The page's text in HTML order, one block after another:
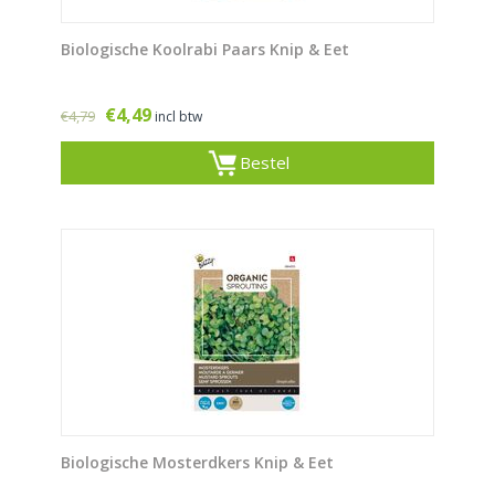
Biologische Koolrabi Paars Knip & Eet
€4,79 €4,49 incl btw
Bestel
Biologische Mosterdkers Knip & Eet